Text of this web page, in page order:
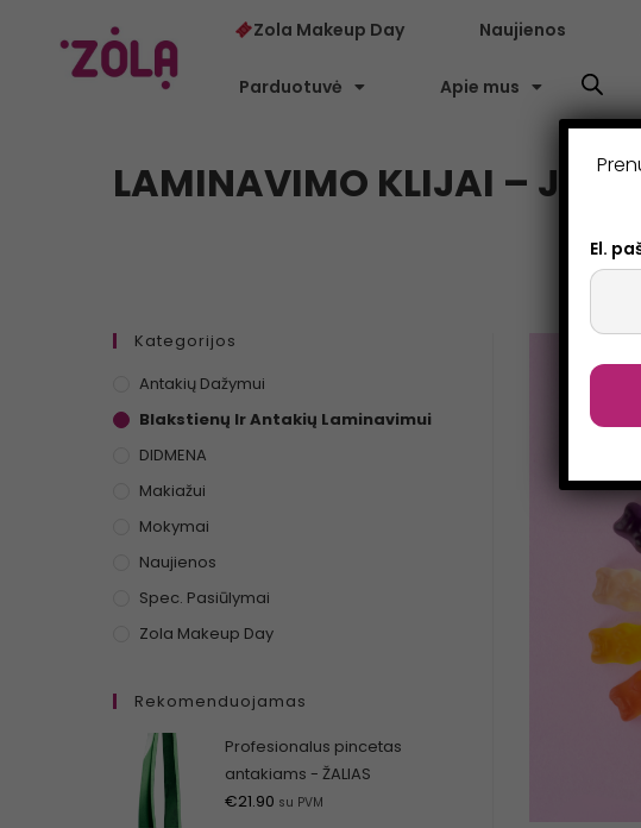
Zola Makeup Day Naujienos
Parduotuvė Apie mus
LAMINAVIMO KLIJAI –
Kategorijos
Antakių Dažymui
Blakstienų Ir Antakių Laminavimui
DIDMENA
Makiažui
Mokymai
Naujienos
Spec. Pasiūlymai
Zola Makeup Day
Rekomenduojamas
Profesionalus pincetas
antakiams - ŽALIAS
€21.90 su PVM
El.